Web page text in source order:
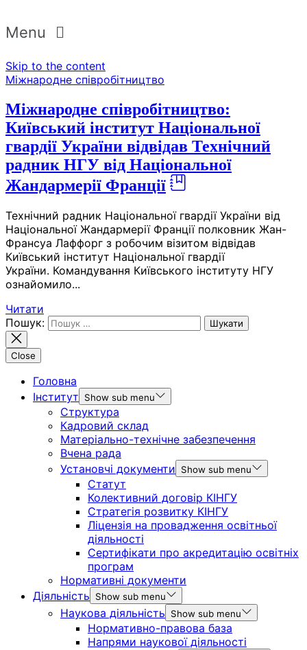
Menu
Skip to the content
Міжнародне співробітництво
Міжнародне співробітництво:
Київський інститут Національної
гвардії України відвідав Технічний
радник НГУ від Національної
Жандармерії Франції
Технічний радник Національної гвардії України від
Національної Жандармерії Франції полковник Жан-
Франсуа Лаффорг з робочим візитом відвідав
Київський інститут Національної гвардії
України. Командування Київського інституту НГУ
ознайомило...
Читати
Пошук:
Close
Головна
Інститут
Show sub menu
Структура
Кадровий склад
Матеріально-технічне забезпечення
Вчена рада
Установчі документи
Show sub menu
Статут
Колективний договір КІНГУ
Стратегія розвитку КІНГУ
Ліцензія на провадження освітньої
діяльності
Сертифікати про акредитацію освітніх
програм
Нормативні документи
Діяльність
Show sub menu
Наукова діяльність Show sub menu
Нормативно-правова база
Напрями наукової діяльності